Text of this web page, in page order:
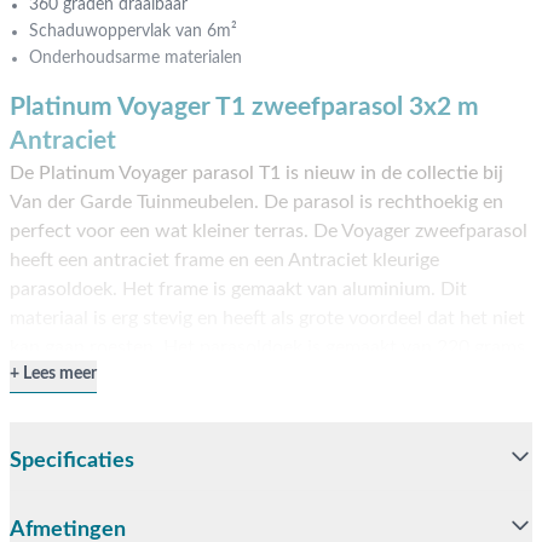
360 graden draaibaar
Schaduwoppervlak van 6m²
Onderhoudsarme materialen
Platinum Voyager T1 zweefparasol 3x2 m
Antraciet
De Platinum Voyager parasol T1 is nieuw in de collectie bij
Van der Garde Tuinmeubelen. De parasol is rechthoekig en
perfect voor een wat kleiner terras. De Voyager zweefparasol
heeft een antraciet frame en een Antraciet kleurige
parasoldoek. Het frame is gemaakt van aluminium. Dit
polyester wat valt onder stofklasse 2. De betekenis hiervan is
Deze zorgt ervoor dat de parasol langer mooi blijft en langer
Lees meer
Specificaties
Afmetingen